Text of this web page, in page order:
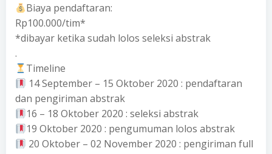
Biaya pendaftaran:
Rp100.000/tim*
*dibayar ketika sudah lolos seleksi abstrak
.
Timeline
14 September – 15 Oktober 2020 : pendaftaran
dan pengiriman abstrak
16 – 18 Oktober 2020 : seleksi abstrak
19 Oktober 2020 : pengumuman lolos abstrak
20 Oktober – 02 November 2020 : pengiriman full